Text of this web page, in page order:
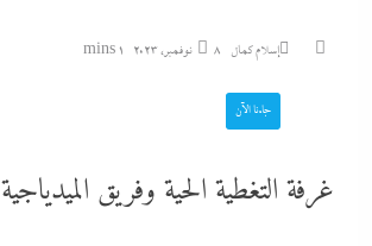
إسلام كمال 8 نوفمبر، 2023 1 mins
جاءنا الآن
غرفة التغطية الحية وفريق الميدياجية